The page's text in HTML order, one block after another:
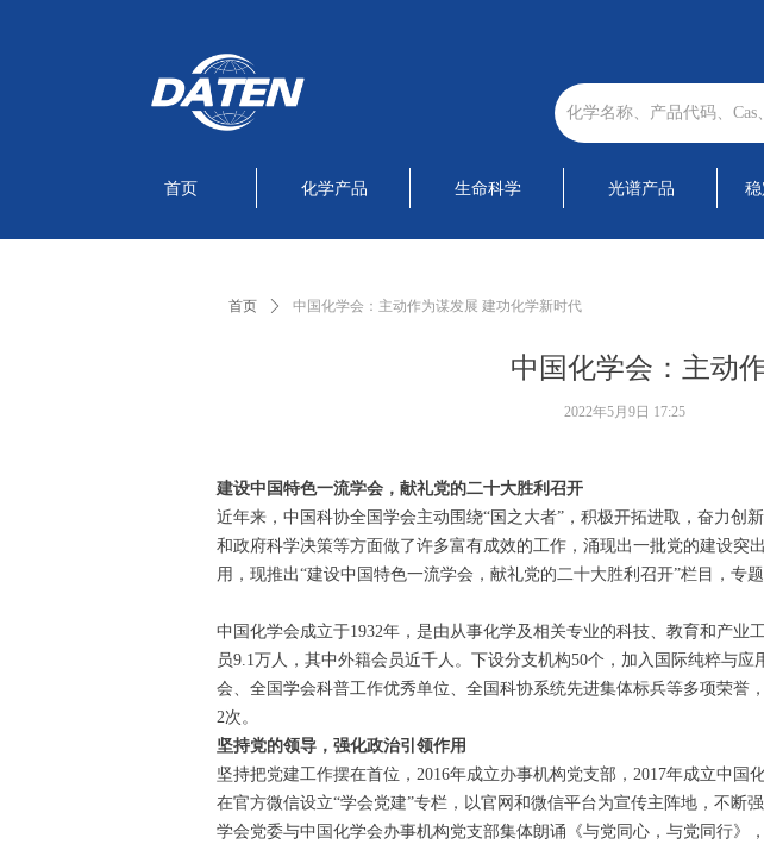
首页 化学产品 生命科学 光谱产品
中国化学会：主动
首页 ꄲ 中国化学会：主动作为谋发展 建功化学新时代
建设中国特色一流学会，献礼党的二十大胜利召开
近年来，中国科协全国学会主动围绕“国之大者”，积极开拓进取，奋力
和政府科学决策等方面做了许多富有成效的工作，涌现出一批党的建设
用，现推出“建设中国特色一流学会，献礼党的二十大胜利召开”栏目，专
中国化学会成立于1932年，是由从事化学及相关专业的科技、教育和产
员9.1万人，其中外籍会员近千人。下设分支机构50个，加入国际纯粹与
会、全国学会科普工作优秀单位、全国科协系统先进集体标兵等多项荣誉
2次。
坚持党的领导，强化政治引领作用
坚持把党建工作摆在首位，2016年成立办事机构党支部，2017年成立中国
在官方微信设立“学会党建”专栏，以官网和微信平台为宣传主阵地，不断
学会党委与中国化学会办事机构党支部集体朗诵《与党同心，与党同行》
2022年5月9日 17:25